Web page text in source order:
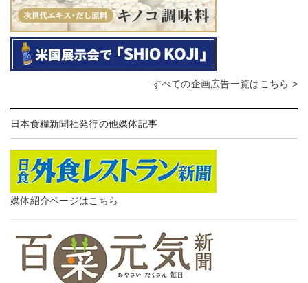
すべての企画広告一覧はこちら >
日本食糧新聞社発行の他媒体記事
媒体紹介ページはこちら